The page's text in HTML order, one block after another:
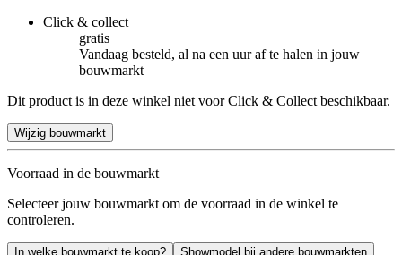
Click & collect
gratis
Vandaag besteld, al na een uur af te halen in jouw
bouwmarkt
Dit product is in deze winkel niet voor Click & Collect beschikbaar.
Wijzig bouwmarkt
Voorraad in de bouwmarkt
Selecteer jouw bouwmarkt om de voorraad in de winkel te
controleren.
In welke bouwmarkt te koop? Showmodel bij andere bouwmarkten